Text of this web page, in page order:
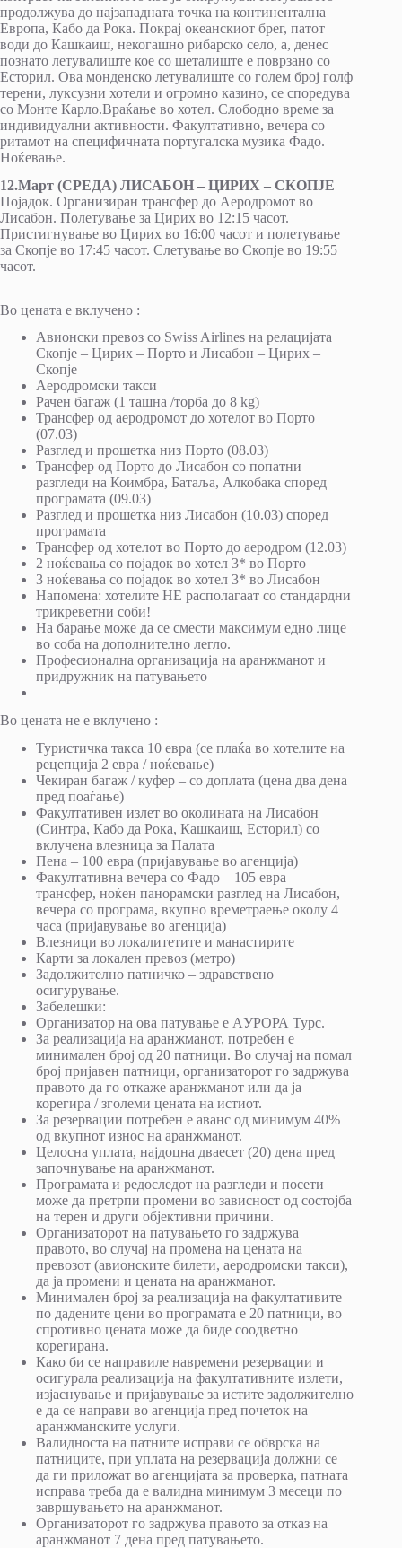
продолжува до најзападната точка на континентална
Европа, Кабо да Рока. Покрај океанскиот брег, патот
води до Кашкаиш, некогашно рибарско село, а, денес
познато летувалиште кое со шеталиште е поврзано со
Есторил. Ова монденско летувалиште со голем број голф
терени, луксузни хотели и огромно казино, се споредува
со Монте Карло.Враќање во хотел. Слободно време за
индивидуални активности. Факултативно, вечера со
ритамот на специфичната португалска музика Фадо.
Ноќевање.
12.Март (СРЕДА) ЛИСАБОН – ЦИРИХ – СКОПЈЕ
Појадок. Организиран трансфер до Аеродромот во
Лисабон. Полетување за Цирих во 12:15 часот.
Пристигнување во Цирих во 16:00 часот и полетување
за Скопје во 17:45 часот. Слетување во Скопје во 19:55
часот.
Во цената е вклучено :
Авионски превоз со Swiss Airlines на релацијата
Скопје – Цирих – Порто и Лисабон – Цирих –
Скопје
Аеродромски такси
Рачен багаж (1 ташна /торба до 8 kg)
Трансфер од аеродромот до хотелот во Порто
(07.03)
Разглед и прошетка низ Порто (08.03)
Трансфер од Порто до Лисабон со попатни
разгледи на Коимбра, Батаља, Алкобака според
програмата (09.03)
Разглед и прошетка низ Лисабон (10.03) според
програмата
Трансфер од хотелот во Порто до аеродром (12.03)
2 ноќевања со појадок во хотел 3* во Порто
3 ноќевања со појадок во хотел 3* во Лисабон
Напомена: хотелите НЕ располагаат со стандардни
трикреветни соби!
Нa барање може да се смести максимум едно лице
во соба на дополнително легло.
Професионална организација на аранжманот и
придружник на патувањето
Во цената не е вклучено :
Туристичка такса 10 евра (се плаќа во хотелите на
рецепција 2 евра / ноќевање)
Чекиран багаж / куфер – со доплата (цена два дена
пред поаѓање)
Факултативен излет во околината на Лисабон
(Синтра, Кабо да Рока, Кашкаиш, Есторил) со
вклучена влезница за Палата
Пена – 100 евра (пријавување во агенција)
Факултативна вечера со Фадо – 105 евра –
трансфер, ноќен панорамски разглед на Лисабон,
вечера со програма, вкупно времетраење околу 4
часа (пријавување во агенција)
Влезници во локалитетите и манастирите
Карти за локален превоз (метро)
Задолжително патничко – здравствено
осигурување.
Забелешки:
Организатор на ова патување е AУРОРА Турс.
За реализација на аранжманот, потребен е
минимален број од 20 патници. Во случај на помал
број пријавен патници, организаторот го задржува
правото да го откаже аранжманот или да ја
корегира / зголеми цената на истиот.
За резервации потребен е аванс од минимум 40%
од вкупнот износ на аранжманот.
Целосна уплата, најдоцна дваесет (20) дена пред
започнување на аранжманот.
Програмата и редоследот на разгледи и посети
може да претрпи промени во зависност од состојба
на терен и други објективни причини.
Организаторот на патувањето го задржува
правото, во случај на промена на цената на
превозот (авионските билети, аеродромски такси),
да ја промени и цената на аранжманот.
Минимален број за реализација на факултативите
по дадените цени во програмата е 20 патници, во
спротивно цената може да биде соодветно
корегирана.
Како би се направиле навремени резервации и
осигурала реализација на факултативните излети,
изјаснување и пријавување за истите задолжително
е да се направи во агенција пред почеток на
аранжманските услуги.
Валидноста на патните исправи се обврска на
патниците, при уплата на резервација должни се
да ги приложат во агенцијата за проверка, патната
исправа треба да е валидна минимум 3 месеци по
завршувањето на аранжманот.
Организаторот го задржува правото за отказ на
аранжманот 7 дена пред патувањето.